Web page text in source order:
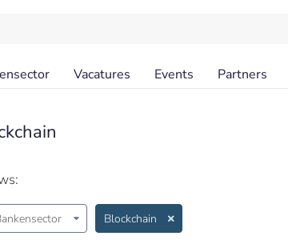
Vacatures Events Partners
Blockchain